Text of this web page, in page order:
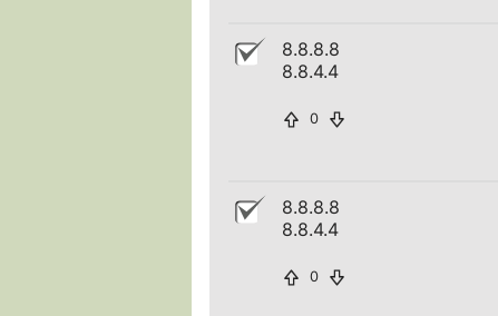
8.8.8.8
8.8.4.4
0
8.8.8.8
8.8.4.4
0